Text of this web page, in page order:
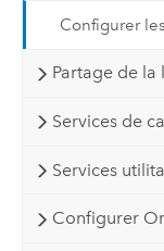
Configurer
Partage de la
Services de
Services
Configurer